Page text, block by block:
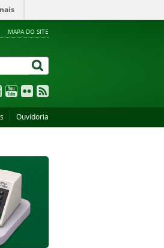
MAPA DO SITE
Ouvidoria